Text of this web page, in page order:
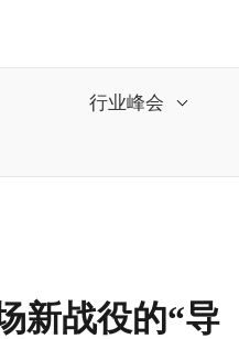
行业峰会
新战役的“导